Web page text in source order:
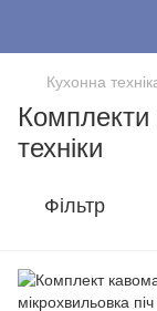
Кухонна
Комплекти
техніки
Фільтр